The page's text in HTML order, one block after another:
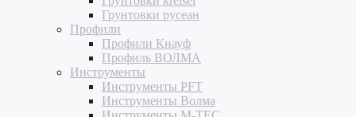
Грунтовки русеан
Профили
Профили Кнауф
Профиль ВОЛМА
Инструменты
Инструменты PFT
Инструменты Волма